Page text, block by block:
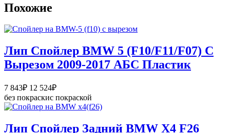
Похожие
Лип Спойлер BMW 5 (F10/F11/F07) C
Вырезом 2009-2017 АБС Пластик
7 843₽ 12 524₽Диапазон
цен:
7
–
без покраскис покраской
Лип Спойлер Задний BMW X4 F26